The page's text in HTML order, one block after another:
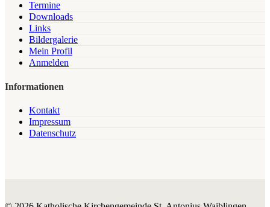
Termine
Downloads
Links
Bildergalerie
Mein Profil
Anmelden
Informationen
Kontakt
Impressum
Datenschutz